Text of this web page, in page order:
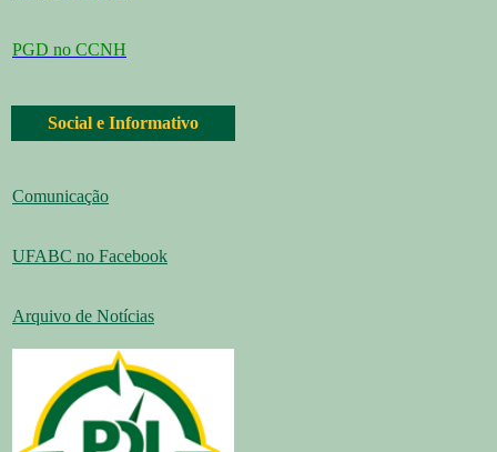
PGD no CCNH
Social e Informativo
Comunicação
UFABC no Facebook
Arquivo de Notícias